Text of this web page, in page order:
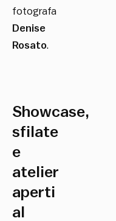
fotografa
Denise
Rosato.
Showcase,
sfilate
e
atelier
aperti
al